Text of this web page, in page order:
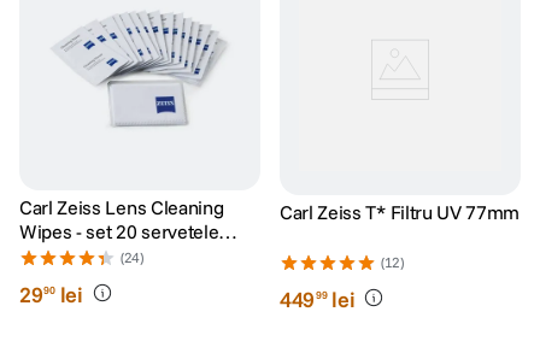
Carl Zeiss Lens Cleaning
Wipes - set 20 servetele
umede
(24)
2990 lei
Carl Zeiss T* Filtru UV 77mm
(12)
44999 lei